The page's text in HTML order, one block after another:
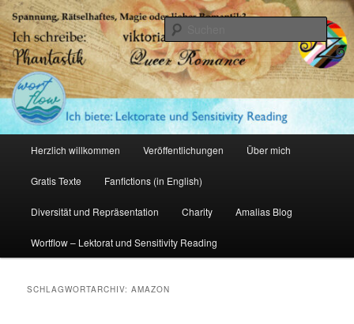
Zum
primären
Inhalt
springen
Zum
sekundären
Inhalt
springenAmalia Zeichnerin
Herzlich willkommen Veröffentlichungen Über mich
Gratis Texte Fanfictions (in English)
Diversität und Repräsentation Charity Amalias Blog
Wortflow – Lektorat und Sensitivity Reading
SCHLAGWORTARCHIV:AMAZON